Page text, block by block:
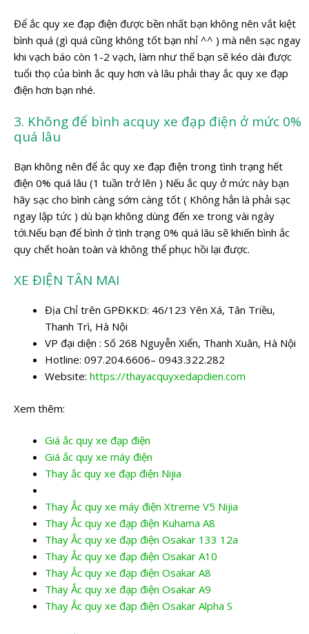
Để ắc quy xe đạp điện được bền nhất bạn không nên vắt kiệt
bình quá (gì quá cũng không tốt bạn nhỉ ^^ ) mà nên sạc ngay
khi vạch báo còn 1-2 vạch, làm như thế bạn sẽ kéo dài được
tuổi thọ của bình ắc quy hơn và lâu phải thay ắc quy xe đạp
điện hơn bạn nhé.
3. Không để bình acquy xe đạp điện ở mức 0%
quá lâu
Bạn không nên để ắc quy xe đạp điện trong tình trạng hết
điện 0% quá lâu (1 tuần trở lên ) Nếu ắc quy ở mức này bạn
hãy sạc cho bình càng sớm càng tốt ( Không hẳn là phải sạc
ngay lập tức ) dù bạn không dùng đến xe trong vài ngày
tới.Nếu bạn để bình ở tình trạng 0% quá lâu sẽ khiến bình ắc
quy chết hoàn toàn và không thể phục hồi lại được.
XE ĐIỆN TÂN MAI
Địa Chỉ trên GPĐKKD: 46/123 Yên Xá, Tân Triều,
Thanh Trì, Hà Nội
VP đại diện : Số 268 Nguyễn Xiển, Thanh Xuân, Hà Nội
Hotline: 097.204.6606– 0943.322.282
Website: https://thayacquyxedapdien.com
Xem thêm:
Giá ắc quy xe đạp điện
Giá ắc quy xe máy điện
Thay ắc quy xe đạp điện Nijia
Thay Ắc quy xe máy điện Xtreme V5 Nijia
Thay Ắc quy xe đạp điện Kuhama A8
Thay Ắc quy xe đạp điện Osakar 133 12a
Thay Ắc quy xe đạp điện Osakar A10
Thay Ắc quy xe đạp điện Osakar A8
Thay Ắc quy xe đạp điện Osakar A9
Thay Ắc quy xe đạp điện Osakar Alpha S